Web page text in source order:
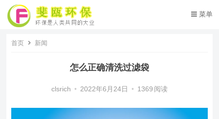
菜单
首页 新闻
怎么正确清洗过滤袋
clsrich • 2022年6月24日 • 1369 阅读